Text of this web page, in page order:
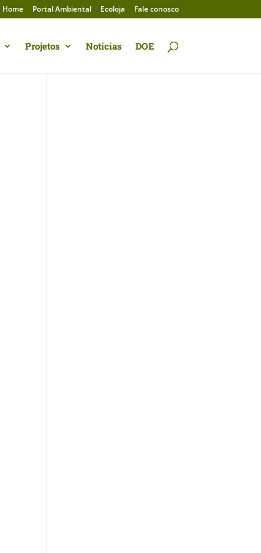
Home Portal Ambiental Ecoloja Fale conosco
Projetos Notícias DOE